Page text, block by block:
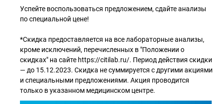
Успейте воспользоваться предложением, сдайте анализы
по специальной цене!
*Скидка предоставляется на все лабораторные анализы,
кроме исключений, перечисленных в "Положении о
скидках" на сайте https://citilab.ru/. Период действия скидки
— до 15.12.2023. Скидка не суммируется с другими акциями
и специальными предложениями. Акция проводится
только в указанном медицинском центре.